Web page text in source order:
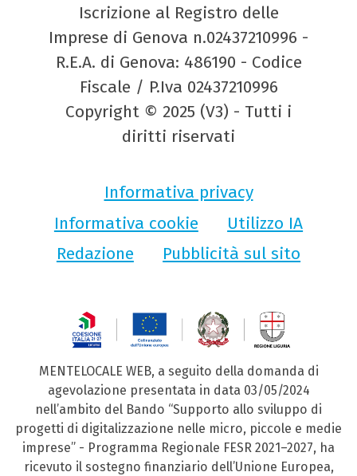
Iscrizione al Registro delle
Imprese di Genova n.02437210996 -
R.E.A. di Genova: 486190 - Codice
Fiscale / P.Iva 02437210996
Copyright © 2025 (V3) - Tutti i
diritti riservati
Informativa privacy
Informativa cookie
Utilizzo IA
Redazione
Pubblicità sul sito
MENTELOCALE WEB, a seguito della domanda di
agevolazione presentata in data 03/05/2024
nell’ambito del Bando “Supporto allo sviluppo di
progetti di digitalizzazione nelle micro, piccole e medie
imprese” - Programma Regionale FESR 2021–2027, ha
ricevuto il sostegno finanziario dell’Unione Europea,